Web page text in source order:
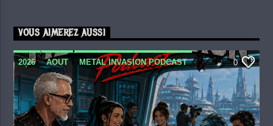
VOUS AIMEREZ AUSSI
2026 AOUT METAL INVASION PODCAST 0